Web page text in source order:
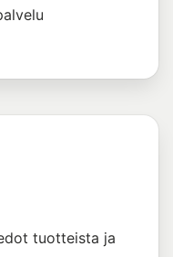
tuotteista ja